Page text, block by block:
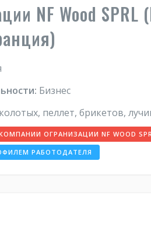
NF Wood
Бизнес
пеллет, брикетов,
ОГРАНИЗАЦИИ NF WOOD SPRL
РАБОТОДАТЕЛЯ